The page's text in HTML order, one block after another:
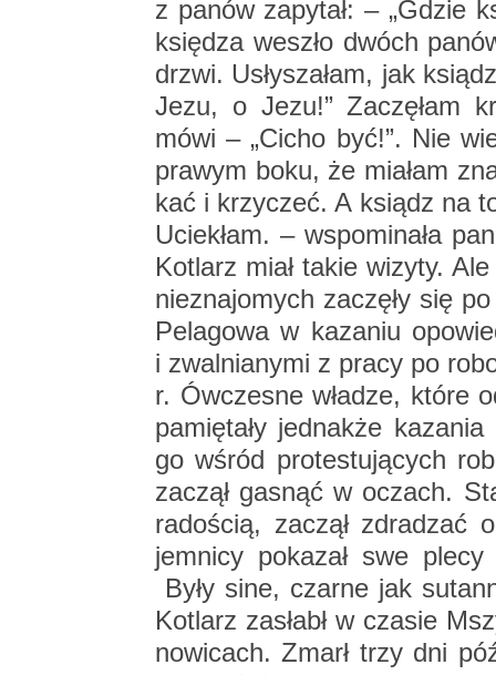
z panów za­py­tał: – „Gdzie
księ­dza we­szło dwóch
drzwi. Usły­sza­łam, jak
Jezu, o Jezu!” Za­czę­łam
mówi – „Cicho być!”. Nie
pra­wym boku, że mia­łam
kać i krzy­czeć. A ksiądz na
Ucie­kłam. – wspo­mi­na­ła
Ko­tlarz miał takie wi­zy­ty.
nie­zna­jo­mych za­czę­ły się
Pe­la­go­wa w ka­za­niu
i zwal­nia­ny­mi z pracy po
r. Ów­cze­sne wła­dze, które
pa­mię­ta­ły jed­nak­że
go wśród pro­te­stu­ją­cych
za­czął ga­snąć w oczach.
ra­do­ścią, za­czął
jem­ni­cy po­ka­zał swe
Były sine, czar­ne jak
Ko­tlarz za­słabł w cza­sie
no­wi­cach. Zmarł trzy dni